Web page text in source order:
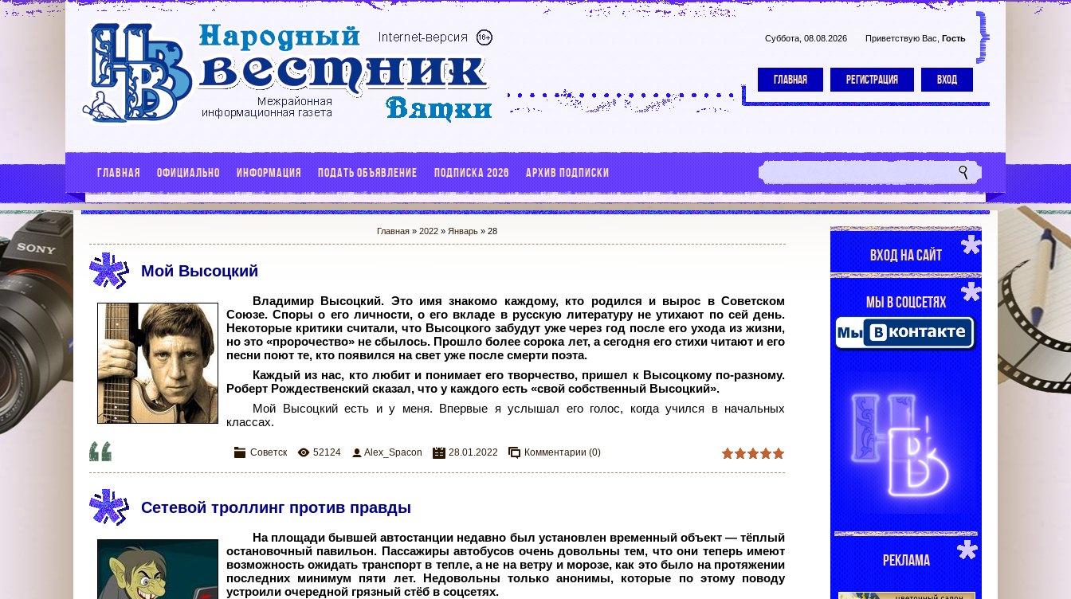
Суббота, 08.08.2026 Приветствую Вас Гость
ГЛАВНАЯ РЕГИСТРАЦИЯ ВХОД
ГЛАВНАЯ ОФИЦИАЛЬНО ИНФОРМАЦИЯ ПОДАТЬ ОБЪЯВЛЕНИЕ ПОДПИСКА 2026 АРХИВ ПОДПИСКИ
Главная »2022 » Январь » 28
Мой Высоцкий
Владимир Высоцкий. Это имя знакомо каждому, кто родился и вырос в Советском
Союзе. Споры о его личности, о его вкладе в русскую литературу не утихают по сей день.
Некоторые критики считали, что Высоцкого забудут уже через год после его ухода из жизни,
но это «пророчество» не сбылось. Прошло более сорока лет, а сегодня его стихи читают и его
песни поют те, кто появился на свет уже после смерти поэта.
Каждый из нас, кто любит и понимает его творчество, пришел к Высоцкому по-разному.
Роберт Рождественский сказал, что у каждого есть «свой собственный Высоцкий».
Мой Высоцкий есть и у меня. Впервые я услышал его голос, когда учился в начальных
классах.
Советск 52124 Alex_Spacon 28.01.2022 Комментарии (0)
Сетевой троллинг против правды
На площади бывшей автостанции недавно был установлен временный объект — тёплый
остановочный павильон. Пассажиры автобусов очень довольны тем, что они теперь имеют
возможность ожидать транспорт в тепле, а не на ветру и морозе, как это было на протяжении
последних минимум пяти лет. Недовольны только анонимы, которые по этому поводу
устроили очередной грязный стёб в соцсетях.
ВХОД НА САЙТ
МЫ В СОЦСЕТЯХ
РЕКЛАМА